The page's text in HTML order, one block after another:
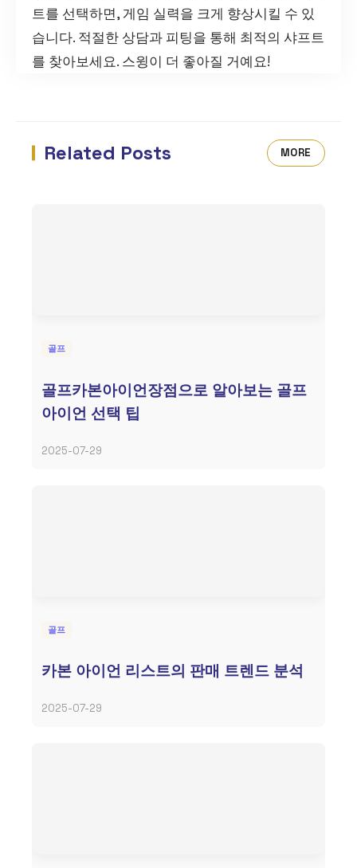
트를 선택하면, 게임 실력을 크게 향상시킬 수 있
습니다. 적절한 상담과 피팅을 통해 최적의 샤프트
를 찾아보세요. 스윙이 더 좋아질 거예요!
Related Posts MORE
골프
골프카본아이언장점으로 알아보는 골프
아이언 선택 팁
2025-07-29
골프
카본 아이언 리스트의 판매 트렌드 분석
2025-07-29